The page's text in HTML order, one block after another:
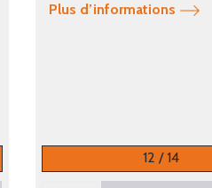
Plus d’informations
12 / 14